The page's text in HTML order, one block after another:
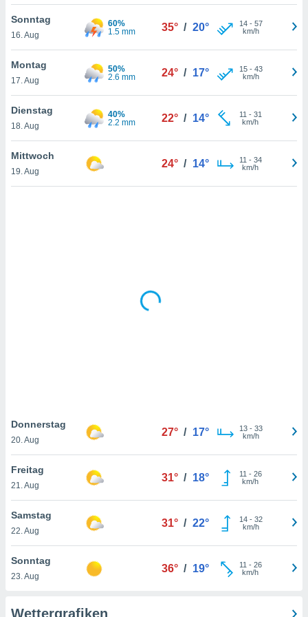
der
weiterhin
nicht
von
und
auf
klicken.
Sonntag
16. Aug
60%
1.5 mm
35° / 20° 14- 57
km/h
Montag
17. Aug
50%
2.6 mm
24° / 17° 15- 43
km/h
Dienstag
18. Aug
40%
2.2 mm
22° / 14° 11 - 31
km/h
Mittwoch
19. Aug
24° / 14° 11 - 34
km/h
Donnerstag
20. Aug
27° / 17° 13- 33
km/h
Freitag
21. Aug
31° / 18° 11 - 26
km/h
Samstag
22. Aug
31° / 22° 14- 32
km/h
Sonntag
23. Aug
36° / 19° 11 - 26
km/h
Wettergrafiken